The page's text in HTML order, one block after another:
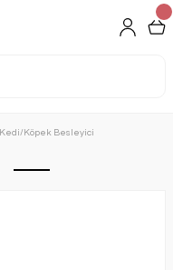
Kedi/Köpek Besleyici